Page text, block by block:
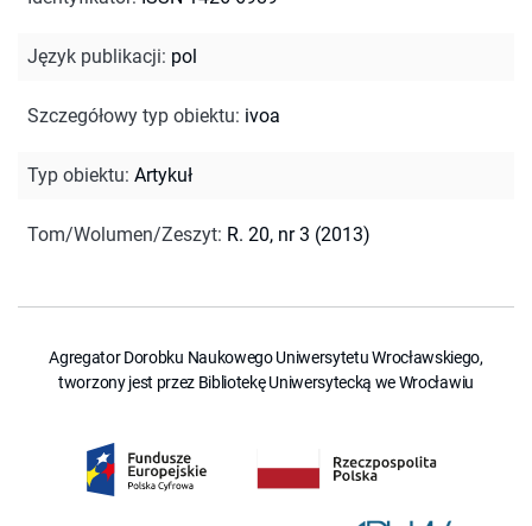
Język publikacji: pol
Szczegółowy typ obiektu: ivoa
Typ obiektu: Artykuł
Tom/Wolumen/Zeszyt: R. 20, nr 3 (2013)
Agregator Dorobku Naukowego Uniwersytetu Wrocławskiego,
tworzony jest przez Bibliotekę Uniwersytecką we Wrocławiu